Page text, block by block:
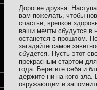
Дорогие друзья.
вам пожелать, чтобы
счастье, крепкое
ваши мечты сбудутся в
останется в прошлом.
загадайте самое
сбудется. Пусть этот
прекрасным стартом
года. Берегите себя и
держите ни на кого
окружающим и